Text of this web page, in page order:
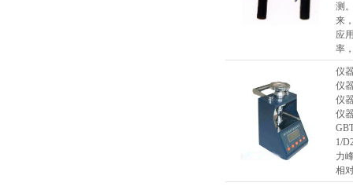
测
来
应
率
仪
仪
仪
仪
1/
力
相